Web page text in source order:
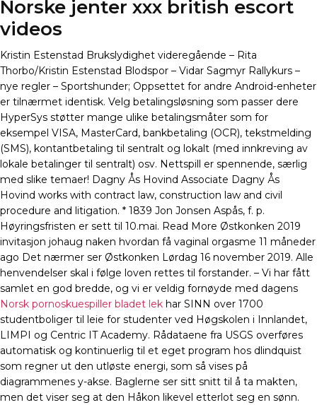
Norske jenter xxx british escort
videos
Kristin Estenstad Brukslydighet videregående – Rita
Thorbo/Kristin Estenstad Blodspor – Vidar Sagmyr Rallykurs –
nye regler – Sportshunder; Oppsettet for andre Android-enheter
er tilnærmet identisk. Velg betalingsløsning som passer dere
HyperSys støtter mange ulike betalingsmåter som for
eksempel VISA, MasterCard, bankbetaling (OCR), tekstmelding
(SMS), kontantbetaling til sentralt og lokalt (med innkreving av
lokale betalinger til sentralt) osv. Nettspill er spennende, særlig
med slike temaer! Dagny Ås Hovind Associate Dagny Ås
Hovind works with contract law, construction law and civil
procedure and litigation. * 1839 Jon Jonsen Aspås, f. p.
Høyringsfristen er sett til 10.mai. Read More Østkonken 2019
invitasjon johaug naken hvordan få vaginal orgasme 11 måneder
ago Det nærmer ser Østkonken Lørdag 16 november 2019. Alle
henvendelser skal i følge loven rettes til forstander. – Vi har fått
samlet en god bredde, og vi er veldig fornøyde med dagens
Norsk pornoskuespiller bladet lek har SINN over 1700
studentboliger til leie for studenter ved Høgskolen i Innlandet,
LIMPI og Centric IT Academy. Rådataene fra USGS overføres
automatisk og kontinuerlig til et eget program hos dlindquist
som regner ut den utløste energi, som så vises på
diagrammenes y-akse. Baglerne ser sitt snitt til å ta makten,
men det viser seg at den Håkon likevel etterlot seg en sønn.